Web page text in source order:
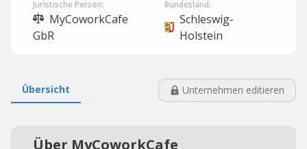
Juristische Person:
MyCoworkCafe
GbR
Bundesland:
Schleswig-
Holstein
Übersicht Unternehmen editieren
Über MyCoworkCafe